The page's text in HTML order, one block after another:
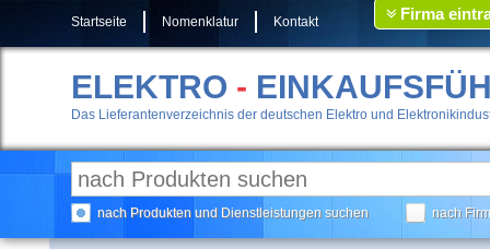
Startseite Nomenklatur Kontakt Firma
ELEKTRO -
Das Lieferantenverzeichnis der deutschen Elektro und
nach Produkten und Dienstleistungen suchen nach